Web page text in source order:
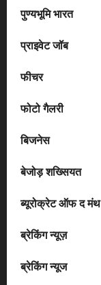
पुण्यभूमि भारत
प्राइवेट जॉब
फीचर
फोटो गैलरी
बिजनेस
बेजोड़ शख्सियत
ब्यूरोक्रेट ऑफ द मंथ
ब्रेकिंग न्यूज़
ब्रेकिंग न्यूज